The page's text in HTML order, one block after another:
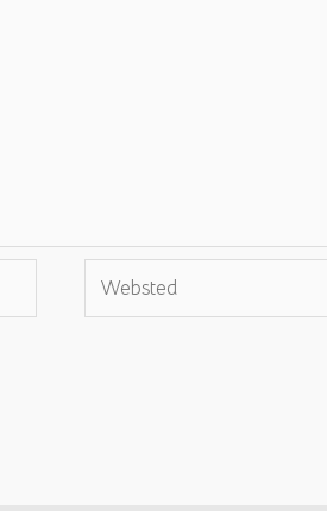
Websted